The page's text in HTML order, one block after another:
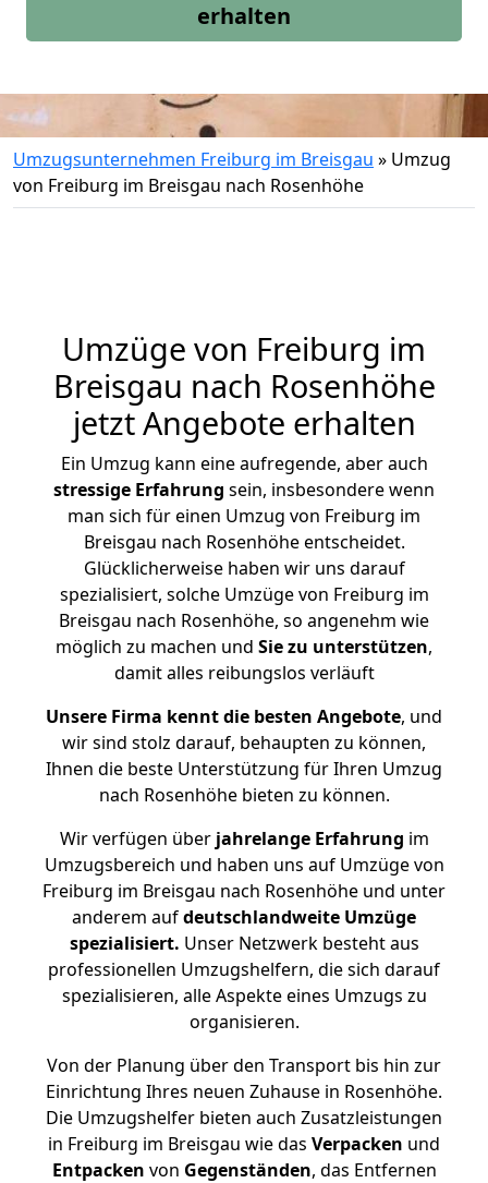
erhalten
Umzugsunternehmen Freiburg im Breisgau » Umzug
von Freiburg im Breisgau nach Rosenhöhe
Umzüge von Freiburg im
Breisgau nach Rosenhöhe
jetzt Angebote erhalten
Ein Umzug kann eine aufregende, aber auch
stressige Erfahrung sein, insbesondere wenn
man sich für einen Umzug von Freiburg im
Breisgau nach Rosenhöhe entscheidet.
Glücklicherweise haben wir uns darauf
spezialisiert, solche Umzüge von Freiburg im
Breisgau nach Rosenhöhe, so angenehm wie
möglich zu machen und Sie zu unterstützen,
damit alles reibungslos verläuft
Unsere Firma kennt die besten Angebote, und
wir sind stolz darauf, behaupten zu können,
Ihnen die beste Unterstützung für Ihren Umzug
nach Rosenhöhe bieten zu können.
Wir verfügen überjahrelange Erfahrung im
Umzugsbereich und haben uns auf Umzüge von
Freiburg im Breisgau nach Rosenhöhe und unter
anderem aufdeutschlandweite Umzüge
spezialisiert. Unser Netzwerk besteht aus
professionellen Umzugshelfern, die sich darauf
spezialisieren, alle Aspekte eines Umzugs zu
organisieren.
Von der Planung über den Transport bis hin zur
Einrichtung Ihres neuen Zuhause in Rosenhöhe.
Die Umzugshelfer bieten auch Zusatzleistungen
in Freiburg im Breisgau wie das Verpacken und
Entpacken von Gegenständen, das Entfernen